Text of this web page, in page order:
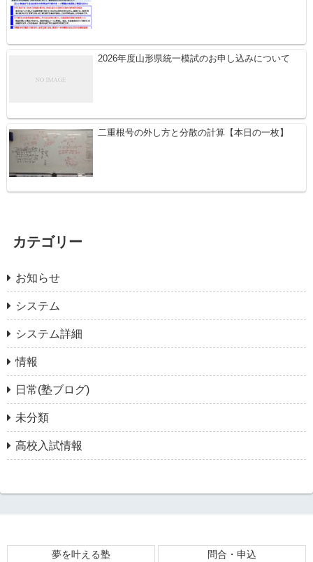
2026年度山形県統一模試のお申し込みについて
二重根号の外し方と分散の計算【本日の一枚】
カテゴリー
お知らせ
システム
システム詳細
情報
日常(塾ブログ)
未分類
高校入試情報
夢を叶える塾 問合・申込